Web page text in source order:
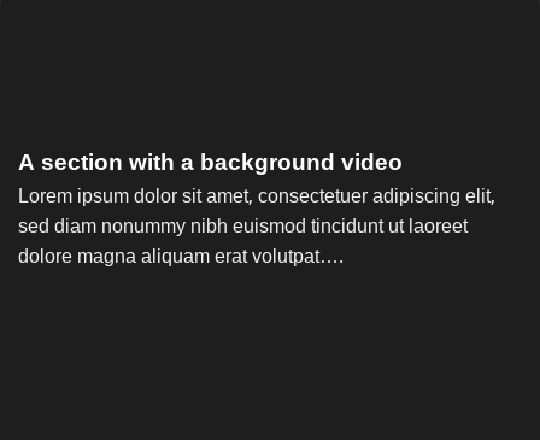
A section with a background video
Lorem ipsum dolor sit amet, consectetuer adipiscing elit,
sed diam nonummy nibh euismod tincidunt ut laoreet
dolore magna aliquam erat volutpat….